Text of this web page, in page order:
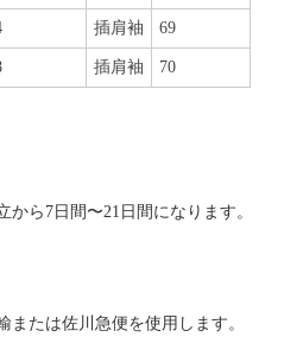
插肩袖 69
插肩袖 70
ら7日間〜21日間になります。
たは佐川急便を使用します。